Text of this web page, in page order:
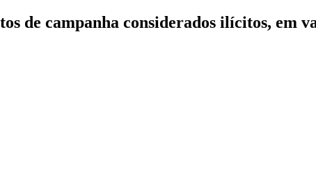
de campanha considerados ilícitos, em